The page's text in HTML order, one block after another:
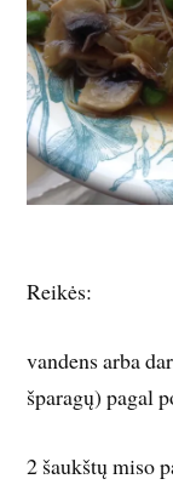
Reikės:
vandens arba
šparagų) pagal
2 šaukštų miso